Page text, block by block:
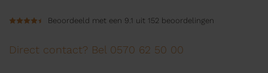
Beoordeeld met een 9.1 uit 152 beoordelingen
Direct contact? Bel 0570 62 50 00